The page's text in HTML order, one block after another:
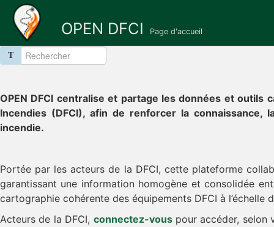
OPEN DFCI Page d'accueil
T
OPEN DFCI centralise et partage les données et
Incendies (DFCI), afin de renforcer la
incendie.
Portée par les acteurs de la DFCI, cette plateforme
garantissant une information homogène et consolidée
cartographie cohérente des équipements DFCI à l’échelle
Acteurs de la DFCI, connectez-vouspour accéder, selon